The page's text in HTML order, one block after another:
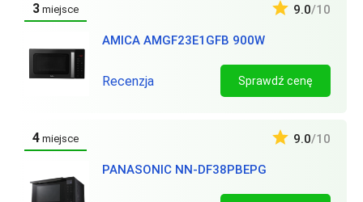
3 miejsce
AMICA AMGF23E1GFB 900W
9.0/10
Recenzja Sprawdź cenę
4 miejsce
PANASONIC NN-DF38PBEPG
9.0/10